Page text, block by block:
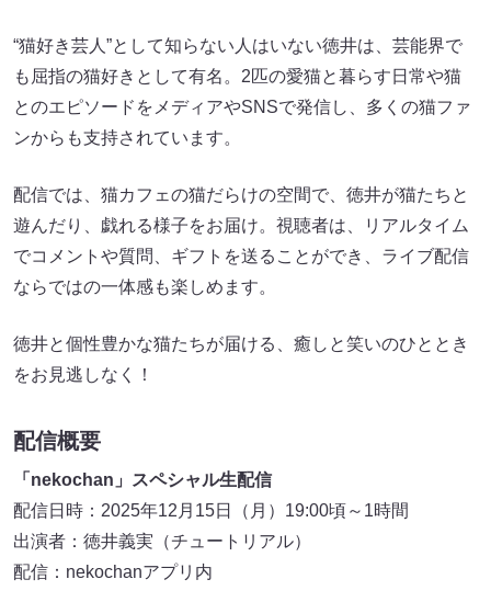
“猫好き芸人”として知らない人はいない徳井は、芸能界で
も屈指の猫好きとして有名。2匹の愛猫と暮らす日常や猫
とのエピソードをメディアやSNSで発信し、多くの猫ファ
ンからも支持されています。
配信では、猫カフェの猫だらけの空間で、徳井が猫たちと
遊んだり、戯れる様子をお届け。視聴者は、リアルタイム
でコメントや質問、ギフトを送ることができ、ライブ配信
ならではの一体感も楽しめます。
徳井と個性豊かな猫たちが届ける、癒しと笑いのひととき
をお見逃しなく！
配信概要
「nekochan」スペシャル生配信
配信日時：2025年12月15日（月）19:00頃～1時間
出演者：徳井義実（チュートリアル）
配信：nekochanアプリ内